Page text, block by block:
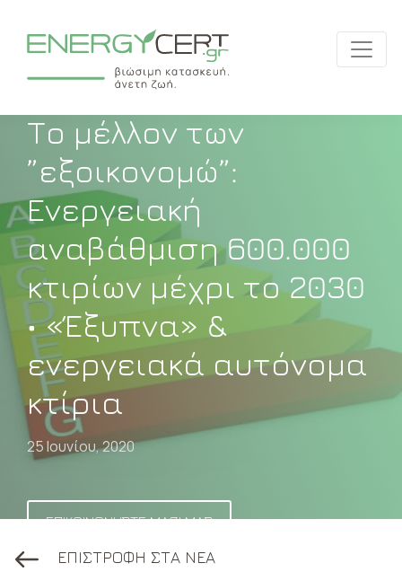
Το μέλλον των
”εξοικονομώ”:
Ενεργειακή
αναβάθμιση 600.000
κτιρίων μέχρι το 2030
• «Έξυπνα» &
ενεργειακά αυτόνομα
κτίρια
25 Ιουνίου, 2020
ΕΠΙΚΟΙΝΩΝΗΣΤΕ ΜΑΖΙ ΜΑΣ
ΕΠΙΣΤΡΟΦΗ ΣΤΑ ΝΕΑ